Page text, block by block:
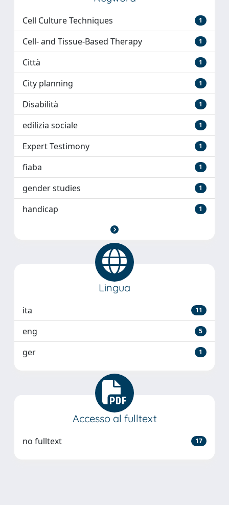
Cell Culture Techniques 1
Cell- and Tissue-Based Therapy 1
Città 1
City planning 1
Disabilità 1
edilizia sociale 1
Expert Testimony 1
fiaba 1
gender studies 1
handicap 1
Lingua
ita 11
eng 5
ger 1
Accesso al fulltext
no fulltext 17